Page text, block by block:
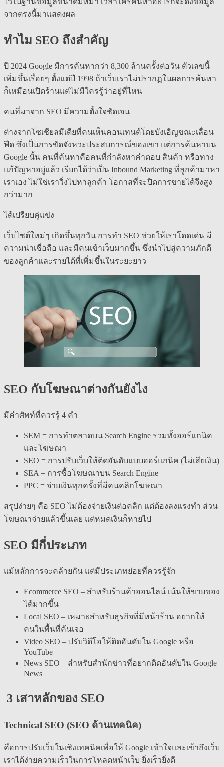
จากตรงนี้มาแสดงผล
ทำไม SEO ถึงสำคัญ
ปี 2024 Google มีการค้นหากว่า 8,300 ล้านครั้งต่อวัน ตัวเลขนี้
เพิ่มขึ้นเรื่อยๆ ตั้งแต่ปี 1998 ถ้าเว็บเราไม่ปรากฏในผลการค้นหา
ก็เหมือนเปิดร้านแต่ไม่มีใครรู้ว่าอยู่ที่ไหน
คนที่มาจาก SEO มีความตั้งใจชัดเจน
ต่างจากโซเชียลมีเดียที่คนเห็นคอนเทนต์โดยบังเอิญขณะเลื่อน
ฟีด ซึ่งเป็นการขัดจังหวะประสบการณ์ของเขา แต่การค้นหาบน
Google นั้น คนที่ค้นหาคือคนที่กำลังหาคำตอบ สินค้า หรือทาง
แก้ปัญหาอยู่แล้ว เรียกได้ว่าเป็น Inbound Marketing ที่ลูกค้ามาหา
เราเอง ไม่ใช่เราวิ่งไปหาลูกค้า โอกาสที่จะปิดการขายได้จึงสูง
กว่ามาก
ได้เปรียบคู่แข่ง
เว็บไซต์ใหม่ๆ เกิดขึ้นทุกวัน การทำ SEO ช่วยให้เราโดดเด่น มี
ความน่าเชื่อถือ และมีคนเข้าเว็บมากขึ้น ซึ่งนำไปสู่ความภักดี
ของลูกค้าและรายได้ที่เพิ่มขึ้นในระยะยาว
SEO กับโฆษณาต่างกันยังไง
มีคำศัพท์ที่ควรรู้ 4 คำ
SEM = การทำตลาดบน Search Engine รวมทั้งออร์แกนิค
และโฆษณา
SEO = การปรับเว็บให้ติดอันดับแบบออร์แกนิค (ไม่เสียเงิน)
SEA = การซื้อโฆษณาบน Search Engine
PPC = จ่ายเงินทุกครั้งที่มีคนคลิกโฆษณา
สรุปง่ายๆ คือ SEO ไม่ต้องจ่ายเงินต่อคลิก แต่ต้องลงแรงทำ ส่วน
โฆษณาจ่ายแล้วขึ้นเลย แต่หมดเงินก็หายไป
SEO มีกี่ประเภท
แม้หลักการจะคล้ายกัน แต่มีประเภทย่อยที่ควรรู้จัก
Ecommerce SEO – สำหรับร้านค้าออนไลน์ เน้นให้ขายของ
ได้มากขึ้น
Local SEO – เหมาะสำหรับธุรกิจที่มีหน้าร้าน อยากให้
คนในพื้นที่ค้นเจอ
Video SEO – ปรับวิดีโอให้ติดอันดับใน Google หรือ
YouTube
News SEO – สำหรับสำนักข่าวที่อยากติดอันดับใน Google
News
3 เสาหลักของ SEO
Technical SEO (SEO ด้านเทคนิค)
คือการปรับเว็บในเชิงเทคนิคเพื่อให้ Google เข้าใจและเข้าถึงเว็บ
เราได้ง่ายความเร็วในการโหลดหน้าเว็บ ยิ่งเร็วยิ่งดี